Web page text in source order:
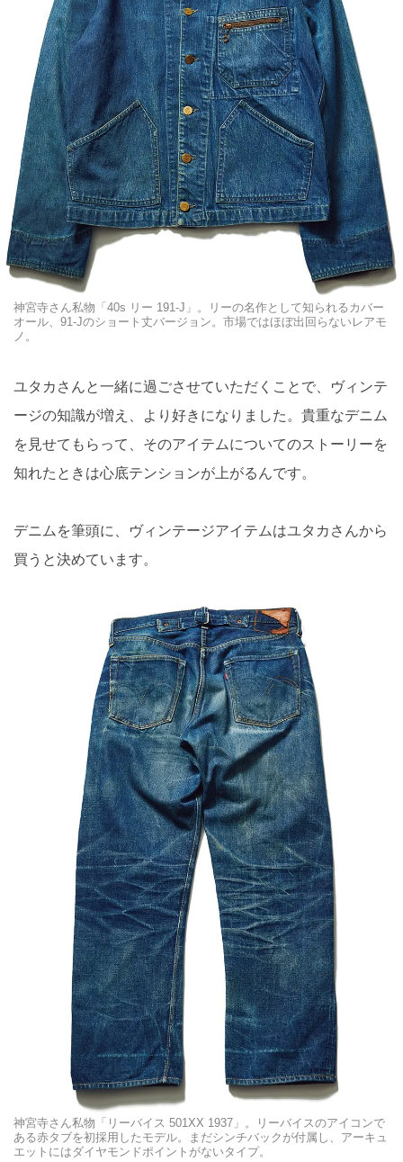
神宮寺さん私物「40s リー 191-J」。リーの名作として知られるカバー
オール、91-Jのショート丈バージョン。市場ではほぼ出回らないレアモ
ノ。
ユタカさんと一緒に過ごさせていただくことで、ヴィンテ
ージの知識が増え、より好きになりました。貴重なデニム
を見せてもらって、そのアイテムについてのストーリーを
知れたときは心底テンションが上がるんです。
デニムを筆頭に、ヴィンテージアイテムはユタカさんから
買うと決めています。
神宮寺さん私物「リーバイス 501XX 1937」。リーバイスのアイコンで
ある赤タブを初採用したモデル。まだシンチバックが付属し、アーキュ
エットにはダイヤモンドポイントがないタイプ。